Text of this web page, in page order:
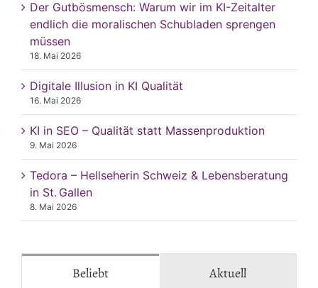
Der Gutbösmensch: Warum wir im KI-Zeitalter
endlich die moralischen Schubladen sprengen
müssen
18. Mai 2026
Digitale Illusion in KI Qualität
16. Mai 2026
KI in SEO – Qualität statt Massenproduktion
9. Mai 2026
Tedora – Hellseherin Schweiz & Lebensberatung
in St. Gallen
8. Mai 2026
Beliebt Aktuell